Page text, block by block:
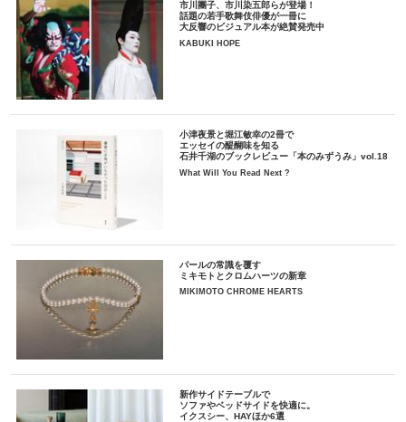
市川團子、市川染五郎らが登場！
話題の若手歌舞伎俳優が一冊に
大反響のビジュアル本が絶賛発売中
KABUKI HOPE
小津夜景と堀江敏幸の2冊で
エッセイの醍醐味を知る
石井千湖のブックレビュー「本のみずうみ」vol.18
What Will You Read Next ?
パールの常識を覆す
ミキモトとクロムハーツの新章
MIKIMOTO CHROME HEARTS
新作サイドテーブルで
ソファやベッドサイドを快適に。
イクスシー、HAYほか6選